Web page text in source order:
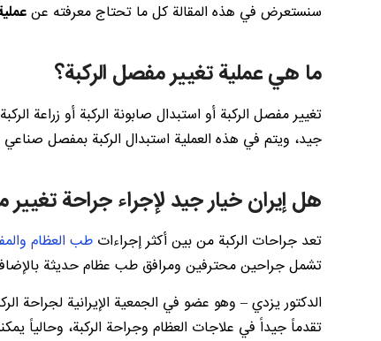
سنستعرض في هذه المقالة كل ما تحتاج معرفته عن
ما هي عملية تغيير مفصل الركبة؟
تغيير مفصل الركبة أو استبدال صابونة الركبة أو
جيد، ويتم في هذه العملية استبدال الركبة بمفصل صناعي
هل إيران خيار جيد لإجراء جراحة تغيير
تعد جراحات الركبة من بين أكثر إجراءات طب العظام
تشمل جراحين محترفين ومرافق طب عظام حديثة بالإضافة
الدكتور يزدي – وهو عضو في الجمعية الإيرانية لجراحة
تقدماً جيداً في علاجات العظام وجراحة الركبة، وحالياً